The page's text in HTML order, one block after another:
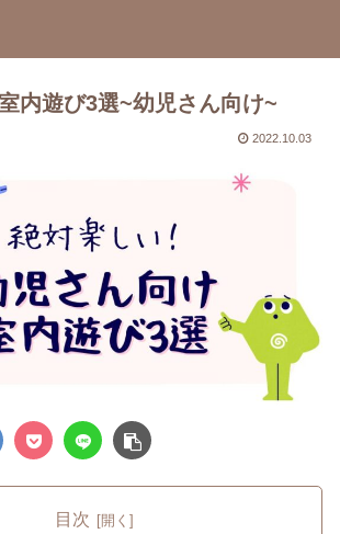
内遊び3選~幼児さん向け~
2022.10.03
目次